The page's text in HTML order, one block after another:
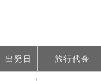
出発日 旅行代金